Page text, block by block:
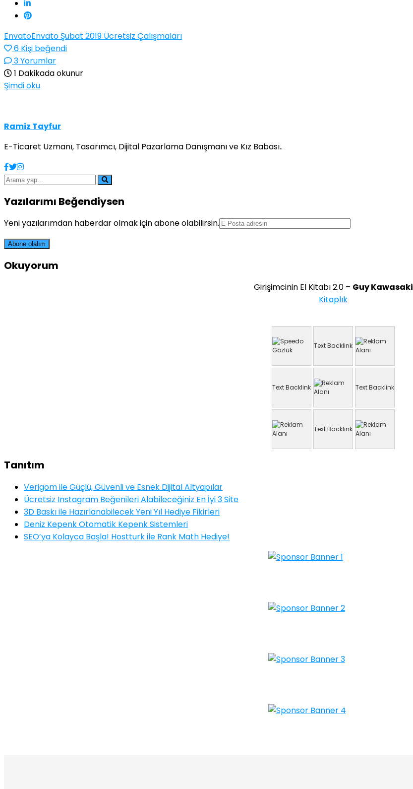
EnvatoEnvato Şubat 2019 Ücretsiz Çalışmaları
6 Kişi beğendi
3 Yorumlar
1 Dakikada okunur
Şimdi oku
Ramiz Tayfur
E-Ticaret Uzmanı, Tasarımcı, Dijital Pazarlama Danışmanı ve Kız Babası..
Yazılarımı Beğendiysen
Yeni yazılarımdan haberdar olmak için abone olabilirsin.
Okuyorum
Girişimcinin El Kitabı 2.0 – Guy Kawasaki
Kitaplık
Text Backlink
Text Backlink Text Backlink
Text Backlink
Tanıtım
Verigom ile Güçlü, Güvenli ve Esnek Dijital Altyapılar
Ücretsiz Instagram Beğenileri Alabileceğiniz En İyi 3 Site
3D Baskı ile Hazırlanabilecek Yeni Yıl Hediye Fikirleri
Deniz Kepenk Otomatik Kepenk Sistemleri
SEO’ya Kolayca Başla! Hostturk ile Rank Math Hediye!